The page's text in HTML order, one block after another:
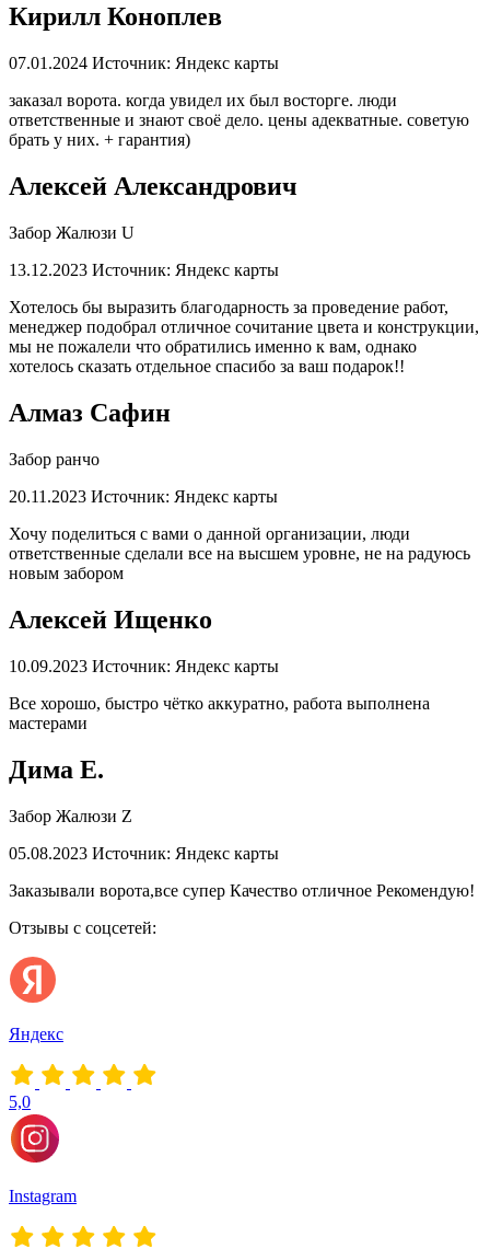
Кирилл Коноплев
07.01.2024 Источник: Яндекс карты
заказал ворота. когда увидел их был восторге. люди
ответственные и знают своё дело. цены адекватные. советую
брать у них. + гарантия)
Алексей Александрович
Забор Жалюзи U
13.12.2023 Источник: Яндекс карты
Хотелось бы выразить благодарность за проведение работ,
менеджер подобрал отличное сочитание цвета и конструкции,
мы не пожалели что обратились именно к вам, однако
хотелось сказать отдельное спасибо за ваш подарок!!
Алмаз Сафин
Забор ранчо
20.11.2023 Источник: Яндекс карты
Хочу поделиться с вами о данной организации, люди
ответственные сделали все на высшем уровне, не на радуюсь
новым забором
Алексей Ищенко
10.09.2023 Источник: Яндекс карты
Все хорошо, быстро чётко аккуратно, работа выполнена
мастерами
Дима Е.
Забор Жалюзи Z
05.08.2023 Источник: Яндекс карты
Заказывали ворота,все супер Качество отличное Рекомендую!
Отзывы с соцсетей:
Яндекс
5,0
Instagram